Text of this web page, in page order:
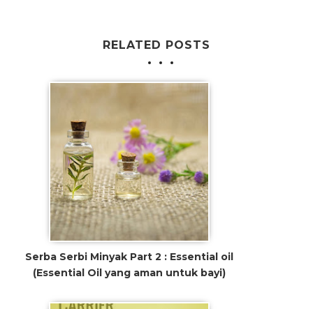
RELATED POSTS
Serba Serbi Minyak Part 2 : Essential oil
(Essential Oil yang aman untuk bayi)